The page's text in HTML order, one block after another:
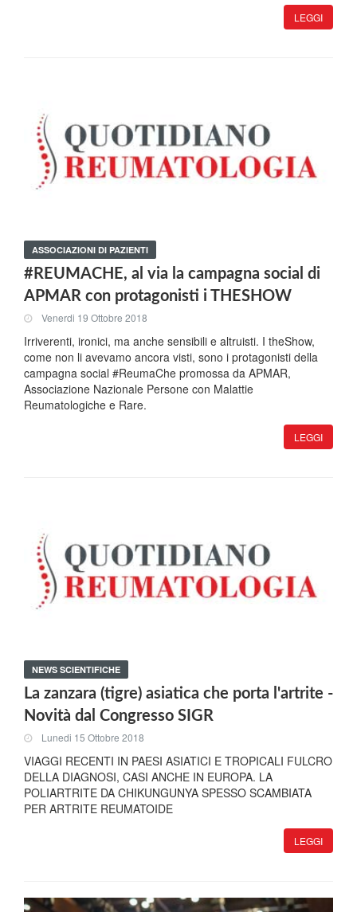
LEGGI
ASSOCIAZIONI DI PAZIENTI
#REUMACHE, al via la campagna social di
APMAR con protagonisti i THESHOW
Venerdi 19 Ottobre 2018
Irriverenti, ironici, ma anche sensibili e altruisti. I theShow,
come non li avevamo ancora visti, sono i protagonisti della
campagna social #ReumaChe promossa da APMAR,
Associazione Nazionale Persone con Malattie
Reumatologiche e Rare.
LEGGI
NEWS SCIENTIFICHE
La zanzara (tigre) asiatica che porta l'artrite -
Novità dal Congresso SIGR
Lunedi 15 Ottobre 2018
VIAGGI RECENTI IN PAESI ASIATICI E TROPICALI FULCRO
DELLA DIAGNOSI, CASI ANCHE IN EUROPA. LA
POLIARTRITE DA CHIKUNGUNYA SPESSO SCAMBIATA
PER ARTRITE REUMATOIDE
LEGGI